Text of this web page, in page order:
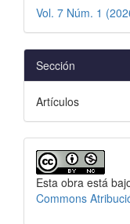
Vol. 7 Núm. 1
Sección
Artículos
Esta obra está
Commons